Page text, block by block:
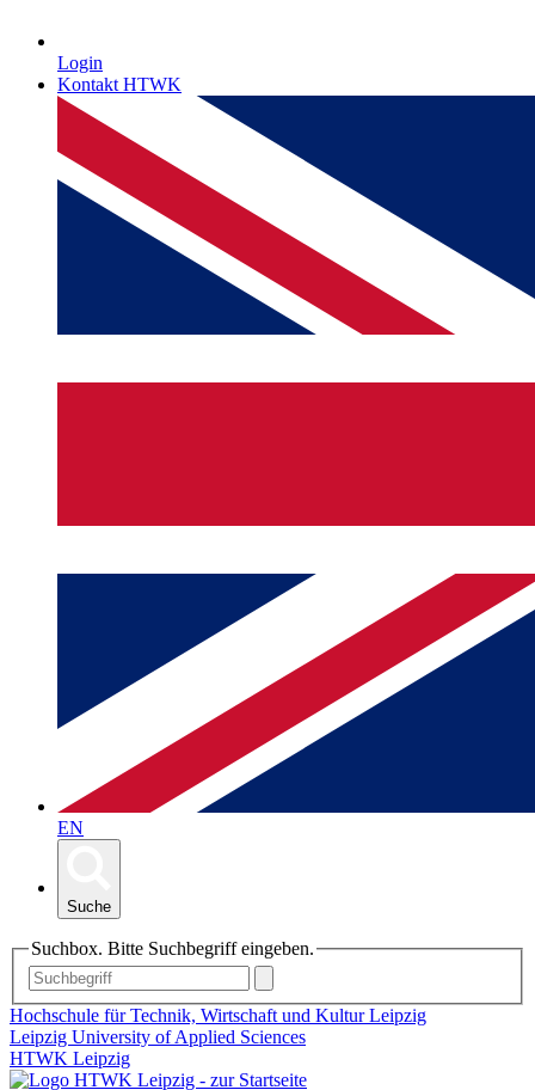
Login
Kontakt HTWK
EN
Suche
Suchbox. Bitte Suchbegriff eingeben.
Hochschule für Technik, Wirtschaft und Kultur Leipzig
Leipzig University of Applied Sciences
HTWK Leipzig